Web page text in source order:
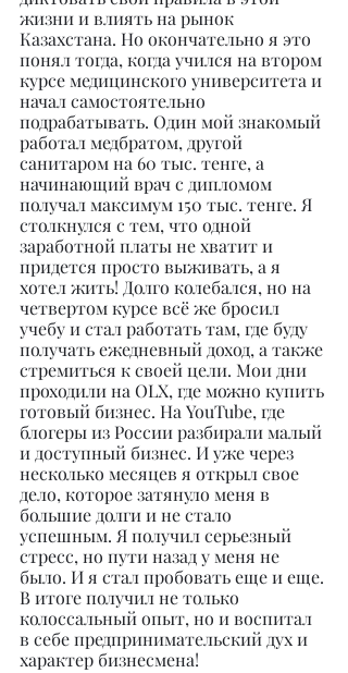
жизни и влиять на рынок
Казахстана. Но окончательно я это
понял тогда, когда учился на втором
курсе медицинского университета и
начал самостоятельно
подрабатывать. Один мой знакомый
работал медбратом, другой
санитаром на 60 тыс. тенге, а
начинающий врач с дипломом
получал максимум 150 тыс. тенге. Я
столкнулся с тем, что одной
заработной платы не хватит и
придется просто выживать, а я
хотел жить! Долго колебался, но на
четвертом курсе всё же бросил
учебу и стал работать там, где буду
получать ежедневный доход, а также
стремиться к своей цели. Мои дни
проходили на OLX, где можно купить
готовый бизнес. На YouTube, где
блогеры из России разбирали малый
и доступный бизнес. И уже через
несколько месяцев я открыл свое
дело, которое затянуло меня в
большие долги и не стало
успешным. Я получил серьезный
стресс, но пути назад у меня не
было. И я стал пробовать еще и еще.
В итоге получил не только
колоссальный опыт, но и воспитал
в себе предпринимательский дух и
характер бизнесмена!